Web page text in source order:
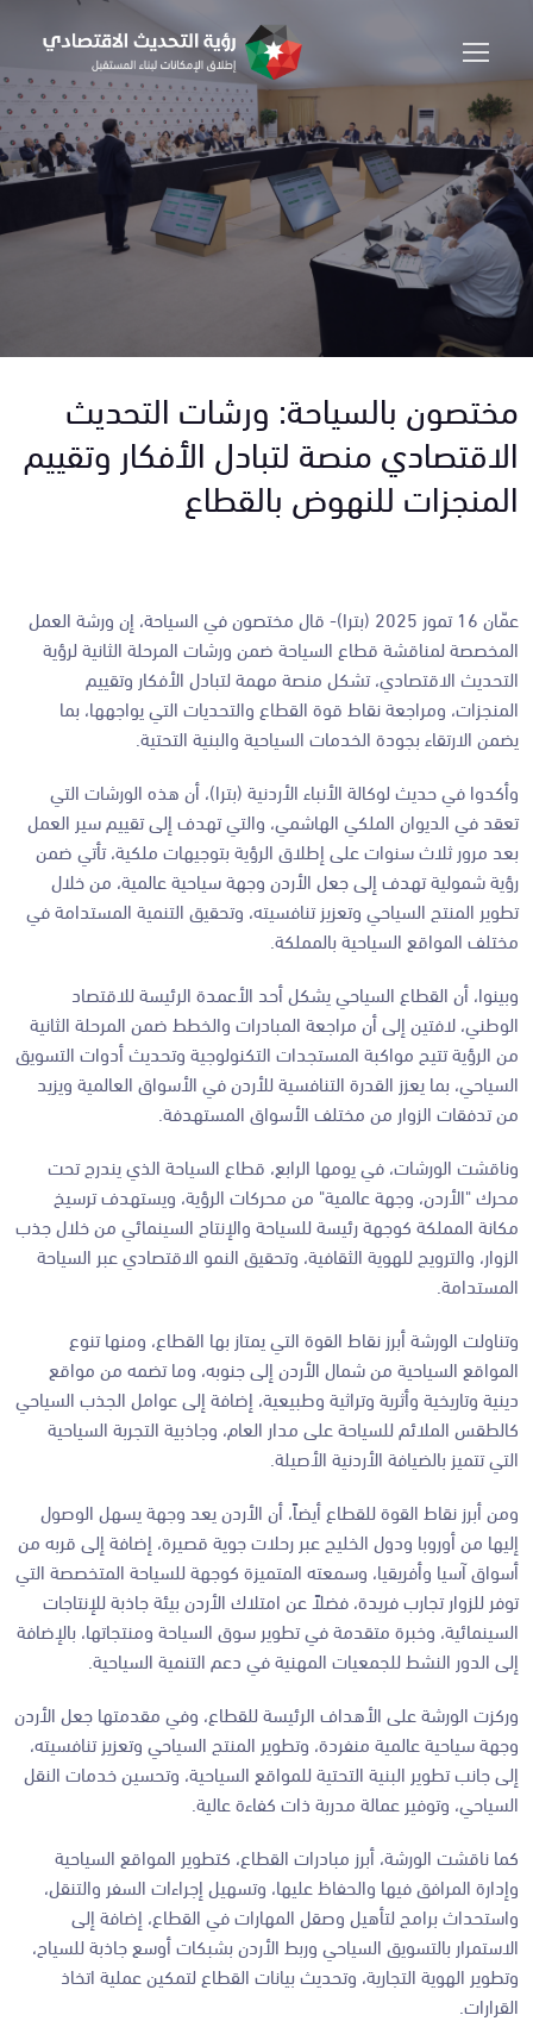
مختصون بالسياحة: ورشات التحديث
الاقتصادي منصة لتبادل الأفكار وتقييم
المنجزات للنهوض بالقطاع
عمّان 16 تموز 2025 (بترا)- قال مختصون في السياحة، إن ورشة العمل
المخصصة لمناقشة قطاع السياحة ضمن ورشات المرحلة الثانية لرؤية
التحديث الاقتصادي، تشكل منصة مهمة لتبادل الأفكار وتقييم
المنجزات، ومراجعة نقاط قوة القطاع والتحديات التي يواجهها، بما
يضمن الارتقاء بجودة الخدمات السياحية والبنية التحتية.
وأكدوا في حديث لوكالة الأنباء الأردنية (بترا)، أن هذه الورشات التي
تعقد في الديوان الملكي الهاشمي، والتي تهدف إلى تقييم سير العمل
بعد مرور ثلاث سنوات على إطلاق الرؤية بتوجيهات ملكية، تأتي ضمن
رؤية شمولية تهدف إلى جعل الأردن وجهة سياحية عالمية، من خلال
تطوير المنتج السياحي وتعزيز تنافسيته، وتحقيق التنمية المستدامة في
مختلف المواقع السياحية بالمملكة.
وبينوا، أن القطاع السياحي يشكل أحد الأعمدة الرئيسة للاقتصاد
الوطني، لافتين إلى أن مراجعة المبادرات والخطط ضمن المرحلة الثانية
من الرؤية تتيح مواكبة المستجدات التكنولوجية وتحديث أدوات التسويق
السياحي، بما يعزز القدرة التنافسية للأردن في الأسواق العالمية ويزيد
من تدفقات الزوار من مختلف الأسواق المستهدفة.
وناقشت الورشات، في يومها الرابع، قطاع السياحة الذي يندرج تحت
محرك "الأردن، وجهة عالمية" من محركات الرؤية، ويستهدف ترسيخ
مكانة المملكة كوجهة رئيسة للسياحة والإنتاج السينمائي من خلال جذب
الزوار، والترويج للهوية الثقافية، وتحقيق النمو الاقتصادي عبر السياحة
المستدامة.
وتناولت الورشة أبرز نقاط القوة التي يمتاز بها القطاع، ومنها تنوع
المواقع السياحية من شمال الأردن إلى جنوبه، وما تضمه من مواقع
دينية وتاريخية وأثرية وتراثية وطبيعية، إضافة إلى عوامل الجذب السياحي
كالطقس الملائم للسياحة على مدار العام، وجاذبية التجربة السياحية
التي تتميز بالضيافة الأردنية الأصيلة.
ومن أبرز نقاط القوة للقطاع أيضاً، أن الأردن يعد وجهة يسهل الوصول
إليها من أوروبا ودول الخليج عبر رحلات جوية قصيرة، إضافة إلى قربه من
أسواق آسيا وأفريقيا، وسمعته المتميزة كوجهة للسياحة المتخصصة التي
توفر للزوار تجارب فريدة، فضلاً عن امتلاك الأردن بيئة جاذبة للإنتاجات
السينمائية، وخبرة متقدمة في تطوير سوق السياحة ومنتجاتها، بالإضافة
إلى الدور النشط للجمعيات المهنية في دعم التنمية السياحية.
وركزت الورشة على الأهداف الرئيسة للقطاع، وفي مقدمتها جعل الأردن
وجهة سياحية عالمية منفردة، وتطوير المنتج السياحي وتعزيز تنافسيته،
إلى جانب تطوير البنية التحتية للمواقع السياحية، وتحسين خدمات النقل
السياحي، وتوفير عمالة مدربة ذات كفاءة عالية.
كما ناقشت الورشة، أبرز مبادرات القطاع، كتطوير المواقع السياحية
وإدارة المرافق فيها والحفاظ عليها، وتسهيل إجراءات السفر والتنقل،
واستحداث برامج لتأهيل وصقل المهارات في القطاع، إضافة إلى
الاستمرار بالتسويق السياحي وربط الأردن بشبكات أوسع جاذبة للسياح،
وتطوير الهوية التجارية، وتحديث بيانات القطاع لتمكين عملية اتخاذ
القرارات.